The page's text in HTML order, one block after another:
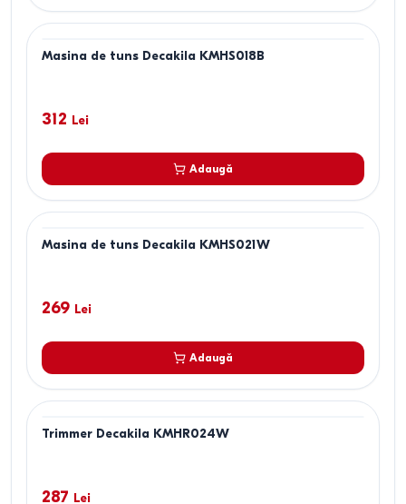
Masina de tuns Decakila KMHS018B
312 Lei
Adaugă
Masina de tuns Decakila KMHS021W
269 Lei
Adaugă
Trimmer Decakila KMHR024W
287 Lei